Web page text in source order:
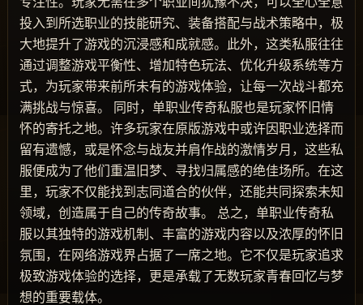
投入到所选职业的技能研究、装备搭配与战术策略中，极
大地提升了游戏的沉浸感和成就感。此外，这类私服往往
通过调整游戏平衡性、增加特色玩法、优化升级系统等方
式，为玩家带来前所未有的游戏体验，让每一次战斗都充
满挑战与惊喜。 同时，单职业传奇私服也是玩家怀旧情
怀的寄托之地。许多玩家在原版游戏中或许因职业选择而
留有遗憾，或是怀念与战友并肩作战的激情岁月，这些私
服便成为了他们重温旧梦、寻找归属感的绝佳场所。在这
里，玩家不仅能找到志同道合的伙伴，还能共同探索未知
领域，创造属于自己的传奇故事。 总之，单职业传奇私
服以其独特的游戏机制、丰富的游戏内容以及浓厚的怀旧
氛围，在网络游戏界占据了一席之地。它不仅是玩家追求
极致游戏体验的选择，更是承载了无数玩家青春回忆与梦
想的重要载体。